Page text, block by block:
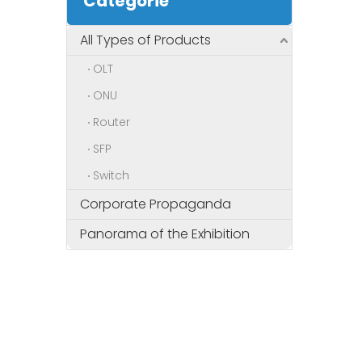
All Types of Products
OLT
ONU
Router
SFP
Switch
Corporate Propaganda
Panorama of the Exhibition